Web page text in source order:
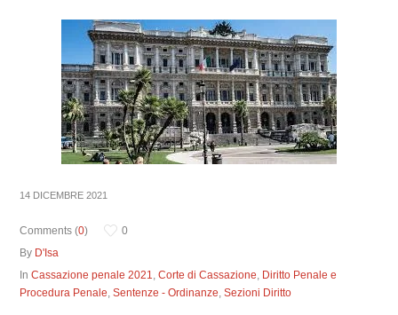
14 DICEMBRE 2021
Comments (0)
0
By D'Isa
InCassazione penale 2021,Corte di Cassazione, Diritto Penale e
Procedura Penale,Sentenze - Ordinanze,Sezioni Diritto